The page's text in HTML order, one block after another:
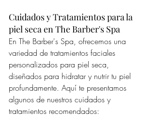
Cuidados y Tratamientos para la
piel seca en The Barber's Spa
En The Barber's Spa, ofrecemos una
variedad de tratamientos faciales
personalizados para piel seca,
diseñados para hidratar y nutrir tu piel
profundamente. Aquí te presentamos
algunos de nuestros cuidados y
tratamientos recomendados: